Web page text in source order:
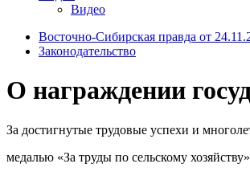
Видео
Восточно-Сибирская правда от
Законодательство
О награждении
За достигнутые трудовые успехи и
медалью «За труды по сельскому хозяйству»